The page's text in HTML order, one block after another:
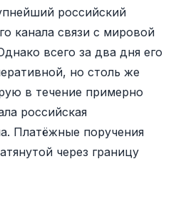
российский
канала связи с мировой
всего за два дня его
но столь же
в течение примерно
российская
Платёжные поручения
через границу